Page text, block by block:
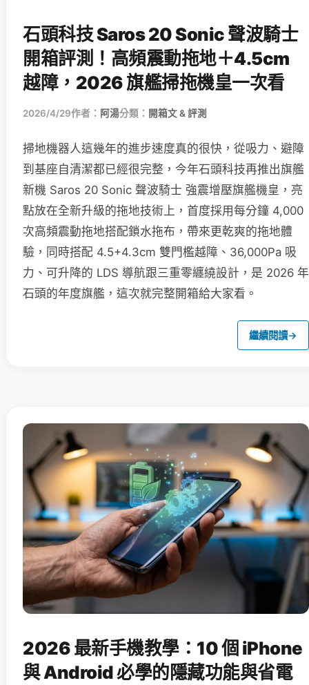
石頭科技 Saros 20 Sonic 聲波騎士
開箱評測！高頻震動拖地＋4.5cm
越障，2026 旗艦掃拖機皇一次看
2026/4/29作者： 阿湯分類： 開箱文 & 評測
掃地機器人這幾年的進步速度真的很快，從吸力、避障
到基座自清潔都已經很完整，今年石頭科技再推出旗艦
新機 Saros 20 Sonic 聲波騎士 強震增壓旗艦機皇，亮
點放在全新升級的拖地技術上，首度採用每分鐘 4,000
次高頻震動拖地搭配鎖水拖布，帶來更乾爽的拖地體
驗，同時搭配 4.5+4.3cm 雙門檻越障、36,000Pa 吸
力、可升降的 LDS 導航跟三重零纏繞設計，是 2026 年
石頭的年度旗艦，這次就完整開箱給大家看。
繼續閱讀→
2026 最新手機教學：10 個 iPhone
與 Android 必學的隱藏功能與省電